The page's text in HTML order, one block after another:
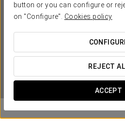
button or you can configure or
on "Configure". Cookies policy
REJECT
ACCEPT
